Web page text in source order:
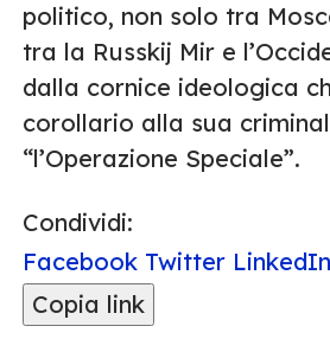
politico, non solo tra
tra la Russkij Mir e
dalla cornice ideologica
corollario alla sua
“l’Operazione Speciale”.
Condividi:
Facebook Twitter LinkedIn
Copia link